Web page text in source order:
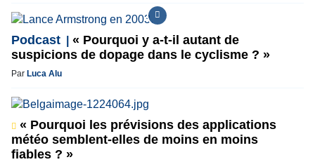
Podcast
« Pourquoi y a-t-il autant de
suspicions de dopage dans le cyclisme ? »
Par Luca Alu
« Pourquoi les prévisions des applications
météo semblent-elles de moins en moins
fiables ? »